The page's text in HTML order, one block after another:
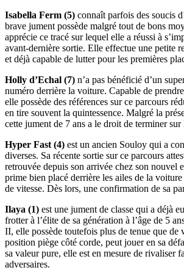
Isabella Ferm (5) connaît parfois des soucis
brave jument possède malgré tout de bons
apprécie ce tracé sur lequel elle a réussi à
avant-dernière sortie. Elle effectue une petite
et déjà capable de lutter pour les premières
Holly d’Echal (7) n’a pas bénéficié d’un
numéro derrière la voiture. Capable de
elle possède des références sur ce parcours
en tire souvent la quintessence. Malgré la
cette jument de 7 ans a le droit de terminer
Hyper Fast (4) est un ancien Souloy qui a
diverses. Sa récente sortie sur ce parcours
retrouvée depuis son arrivée chez son nouvel
prime bien placé derrière les ailes de la voiture
de vitesse. Dès lors, une confirmation de sa
Ilaya (1) est une jument de classe qui a déjà
frotter à l’élite de sa génération à l’âge de 5
II, elle possède toutefois plus de tenue que de
position piège côté corde, peut jouer en sa
sa valeur pure, elle est en mesure de rivaliser
adversaires.